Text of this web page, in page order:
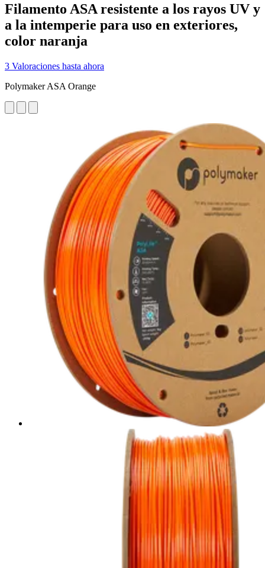
Filamento ASA resistente a los rayos UV y
a la intemperie para uso en exteriores,
color naranja
3 Valoraciones hasta ahora
Polymaker ASA Orange